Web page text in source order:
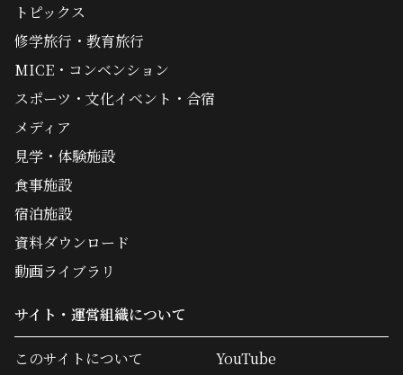
トピックス
修学旅行・教育旅行
MICE・コンベンション
スポーツ・文化イベント・合宿
メディア
見学・体験施設
食事施設
宿泊施設
資料ダウンロード
動画ライブラリ
サイト・運営組織について
このサイトについて
YouTube